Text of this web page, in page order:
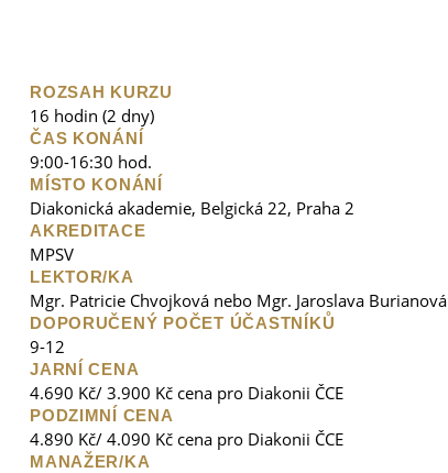
ROZSAH KURZU
16 hodin (2 dny)
ČAS KONÁNÍ
9:00-16:30 hod.
MÍSTO KONÁNÍ
Diakonická akademie, Belgická 22, Praha 2
AKREDITACE
MPSV
LEKTOR/KA
Mgr. Patricie Chvojková nebo Mgr. Jaroslava Burianová
DOPORUČENÝ POČET ÚČASTNÍKŮ
9-12
JARNÍ CENA
4.690 Kč/ 3.900 Kč cena pro Diakonii ČCE
PODZIMNÍ CENA
4.890 Kč/ 4.090 Kč cena pro Diakonii ČCE
MANAŽER/KA